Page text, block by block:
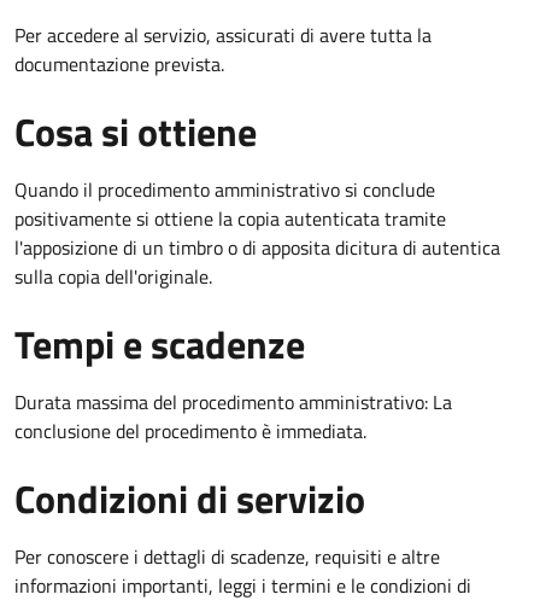
Per accedere al servizio, assicurati di avere tutta la
documentazione prevista.
Cosa si ottiene
Quando il procedimento amministrativo si conclude
positivamente si ottiene la copia autenticata tramite
l'apposizione di un timbro o di apposita dicitura di autentica
sulla copia dell'originale.
Tempi e scadenze
Durata massima del procedimento amministrativo: La
conclusione del procedimento è immediata.
Condizioni di servizio
Per conoscere i dettagli di scadenze, requisiti e altre
informazioni importanti, leggi i termini e le condizioni di